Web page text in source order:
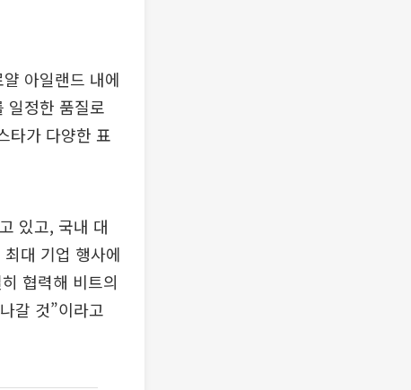
아일랜드 내에
일정한 품질로
타가 다양한 표
있고, 국내 대
대 기업 행사에
협력해 비트의
갈 것”이라고